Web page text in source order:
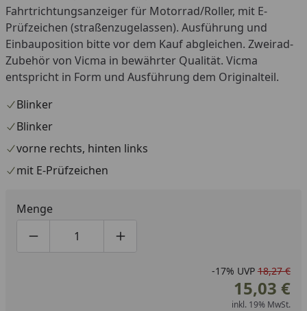
Fahrtrichtungsanzeiger für Motorrad/Roller, mit E-
Prüfzeichen (straßenzugelassen). Ausführung und
Einbauposition bitte vor dem Kauf abgleichen. Zweirad-
Zubehör von Vicma in bewährter Qualität. Vicma
entspricht in Form und Ausführung dem Originalteil.
Blinker
Blinker
vorne rechts, hinten links
mit E-Prüfzeichen
Menge
Produktmenge um eins verringern
Produktmenge manuell eingeben
Produktmenge um eins erhöhen
-17% UVP 18,27 €
15,03 €
inkl. 19% MwSt.